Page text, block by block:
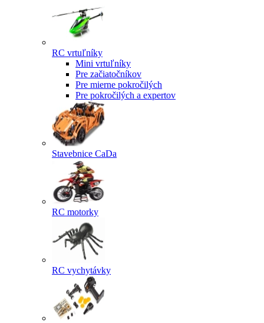
RC vrtuľníky
Mini vrtuľníky
Pre začiatočníkov
Pre mierne pokročilých
Pre pokročilých a expertov
Stavebnice CaDa
RC motorky
RC vychytávky